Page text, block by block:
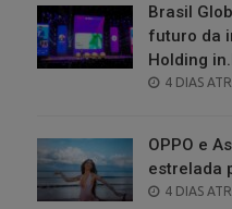
Brasil
futuro da
Holding
POSTED
4 DIAS
OPPO e
estrelada
POSTED
4 DIAS